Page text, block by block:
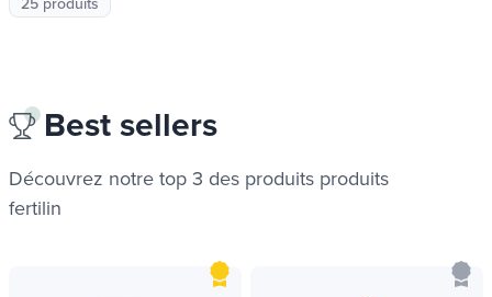
Best sellers
Découvrez notre top 3 des produits produits
fertilin